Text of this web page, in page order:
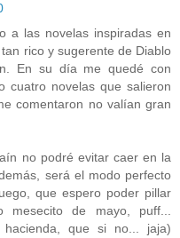
a las novelas inspiradas en
rico y sugerente de Diablo
En su día me quedé con
cuatro novelas que salieron
comentaron no valían gran
no podré evitar caer en la
será el modo perfecto
que espero poder pillar
mesecito de mayo, puff...
que si no... jaja)